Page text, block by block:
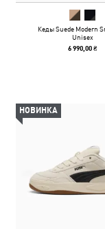
Кеды Suede Modern
Unisex
6 990,00 ₴
НОВИНКА